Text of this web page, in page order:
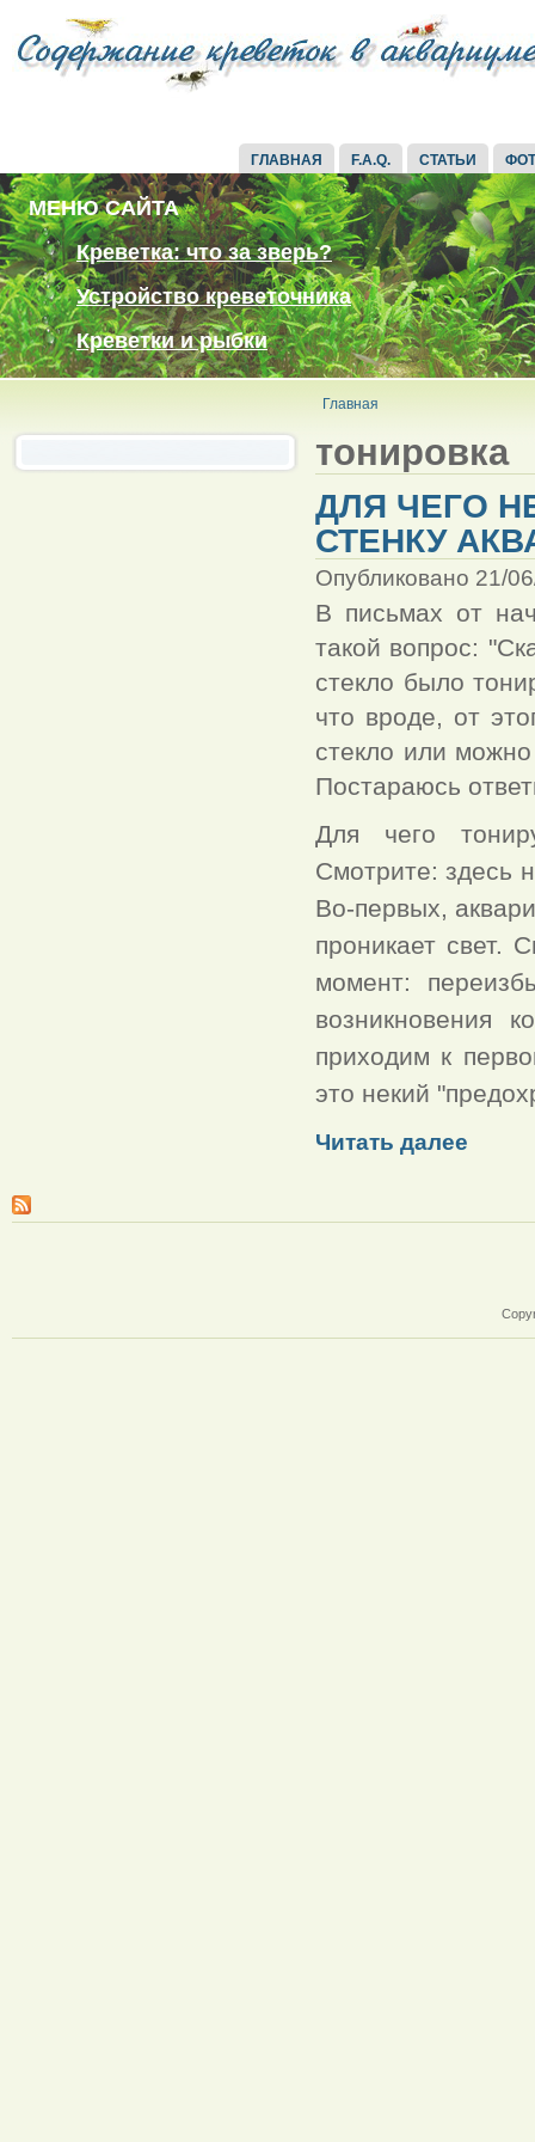
ГЛАВНАЯ F.A.Q. СТАТЬИ
МЕНЮ САЙТА
Креветка: что за зверь?
Устройство креветочника
Креветки и рыбки
Главная
тонировка
ДЛЯ ЧЕГО
СТЕНКУ
Опубликовано 21/
В письмах от
такой вопрос:
стекло было
что вроде, от
стекло или
Постараюсь
Для чего
Смотрите: здесь
Во-первых,
проникает свет.
момент:
возникновения
приходим к
это некий
Читать далее